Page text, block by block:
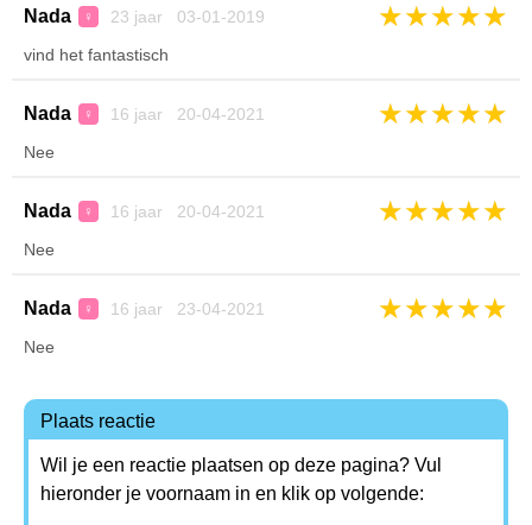
Nada ♀ 23 jaar 03-01-2019 ★★★★★
vind het fantastisch
Nada ♀ 16 jaar 20-04-2021 ★★★★★
Nee
Nada ♀ 16 jaar 20-04-2021 ★★★★★
Nee
Nada ♀ 16 jaar 23-04-2021 ★★★★★
Nee
Plaats reactie
Wil je een reactie plaatsen op deze pagina? Vul
hieronder je voornaam in en klik op volgende: